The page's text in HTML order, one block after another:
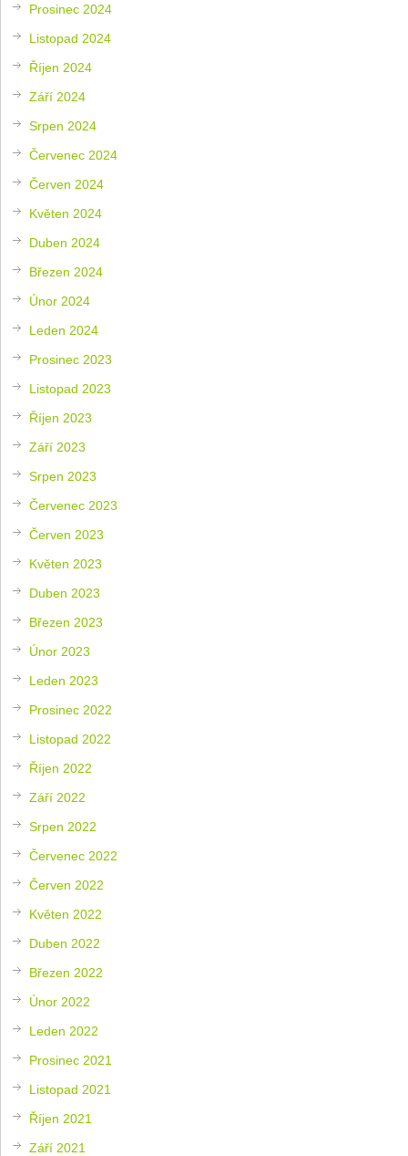
Prosinec 2024
Listopad 2024
Říjen 2024
Září 2024
Srpen 2024
Červenec 2024
Červen 2024
Květen 2024
Duben 2024
Březen 2024
Únor 2024
Leden 2024
Prosinec 2023
Listopad 2023
Říjen 2023
Září 2023
Srpen 2023
Červenec 2023
Červen 2023
Květen 2023
Duben 2023
Březen 2023
Únor 2023
Leden 2023
Prosinec 2022
Listopad 2022
Říjen 2022
Září 2022
Srpen 2022
Červenec 2022
Červen 2022
Květen 2022
Duben 2022
Březen 2022
Únor 2022
Leden 2022
Prosinec 2021
Listopad 2021
Říjen 2021
Září 2021